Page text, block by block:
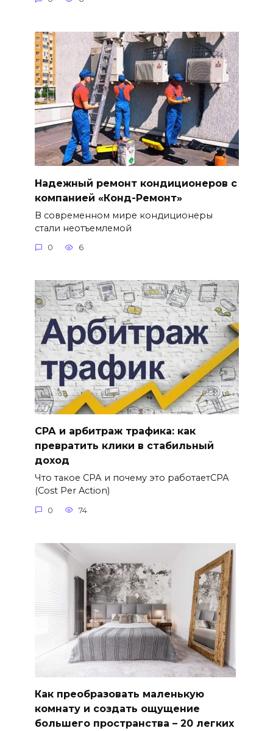
Надежный ремонт кондиционеров с
компанией «Конд-Ремонт»
В современном мире кондиционеры
стали неотъемлемой
0 6
СРА и арбитраж трафика: как
превратить клики в стабильный
доход
Что такое СРА и почему это работаетСРА
(Cost Per Action)
0 74
Как преобразовать маленькую
комнату и создать ощущение
большего пространства – 20 легких